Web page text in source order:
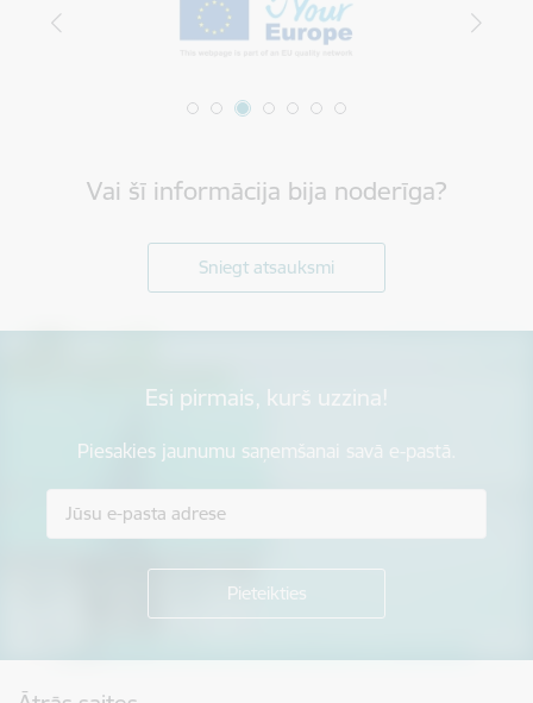
Vai šī informācija bija noderīga?
Sniegt atsauksmi
Esi pirmais, kurš uzzina!
Piesakies jaunumu saņemšanai savā e-pastā.